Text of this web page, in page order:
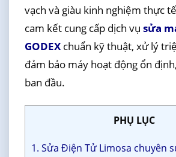
vạch và giàu kinh nghiệm thực
cam kết cung cấp dịch vụ sửa
GODEXchuẩn kỹ thuật, xử lý
đảm bảo máy hoạt động ổn
ban đầu.
PHỤ LỤC
1. Sửa Điện Tử Limosa chuyên